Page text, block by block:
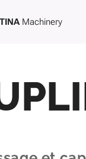
Machinery